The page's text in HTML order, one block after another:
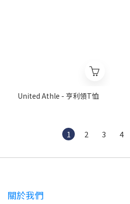
United Athle - 亨利領T恤
1 2 3 4
關於我們